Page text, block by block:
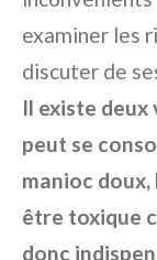
examiner les
discuter de
Il existe deux
peut se
manioc doux,
être toxique
donc